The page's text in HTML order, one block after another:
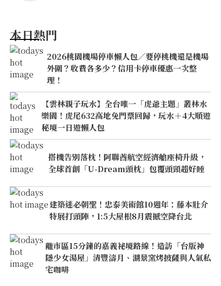
本日熱門
2026桃園機場停車懶人包／要停桃機還是機場
外圍？收費各多少？信用卡停車優惠一次整
理！
【雲林親子玩水】全台唯一「虎爺主題」叢林水
樂園！虎尾632高地免門票回歸，玩水＋4大順遊
秘境一日遊懶人包
搭機告別落枕！阿聯酋航空經濟艙座椅升級，
全球首創「U-Dream頭枕」包覆頭頸超好睡
建築迷必朝聖！忠泰美術館10週年：藤本壯介
特展打頭陣，1:5大屋根8月震撼空降台北
離市區15分鐘的嘉義祕境路線！造訪「台版神
隱少女湯屋」清豐濤月、湖景窯烤披薩與人氣私
宅咖啡